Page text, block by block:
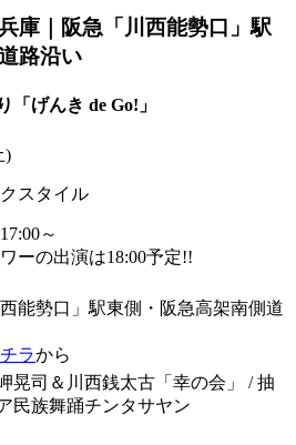
庫｜阪急「川西能勢口」駅
路沿い
「げんき de Go!」
)
スタイル
～
ーの出演は18:00予定!!
能勢口」駅東側・阪急高架南側道
ラから
晃司＆川西銭太古「幸の会」 / 抽
民族舞踊チンタサヤン